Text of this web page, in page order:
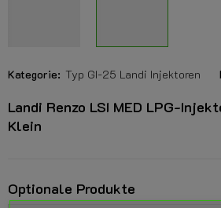
Kategorie: Typ GI-25 Landi Injektoren
Landi Renzo LSI MED LPG-
Klein
Optionale Produkte